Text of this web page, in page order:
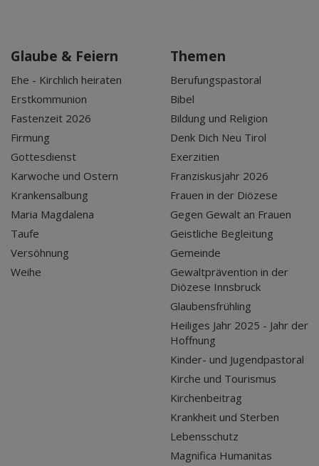
Glaube & Feiern
Ehe - Kirchlich heiraten
Erstkommunion
Fastenzeit 2026
Firmung
Gottesdienst
Karwoche und Ostern
Krankensalbung
Maria Magdalena
Taufe
Versöhnung
Weihe
Themen
Berufungspastoral
Bibel
Bildung und Religion
Denk Dich Neu Tirol
Exerzitien
Franziskusjahr 2026
Frauen in der Diözese
Gegen Gewalt an Frauen
Geistliche Begleitung
Gemeinde
Gewaltprävention in der
Diözese Innsbruck
Glaubensfrühling
Heiliges Jahr 2025 - Jahr der
Hoffnung
Kinder- und Jugendpastoral
Kirche und Tourismus
Kirchenbeitrag
Krankheit und Sterben
Lebensschutz
Magnifica Humanitas